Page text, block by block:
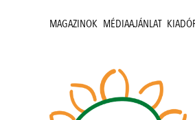
MAGAZINOK MÉDIAAJÁNLAT